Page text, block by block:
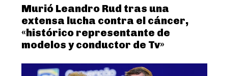
Murió Leandro Rud tras una
extensa lucha contra el cáncer,
«histórico representante de
modelos y conductor de Tv»